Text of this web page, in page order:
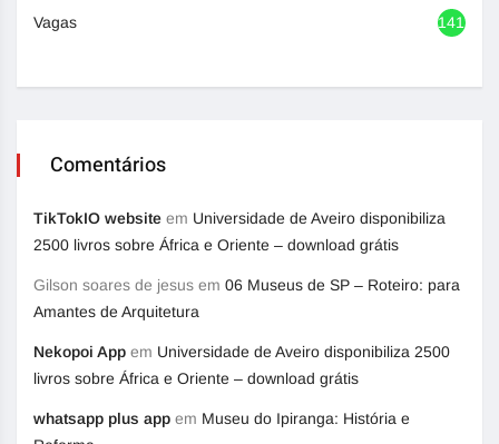
Vagas 1417
Comentários
TikTokIO website em Universidade de Aveiro disponibiliza
2500 livros sobre África e Oriente – download grátis
Gilson soares de jesus em 06 Museus de SP – Roteiro: para
Amantes de Arquitetura
Nekopoi App em Universidade de Aveiro disponibiliza 2500
livros sobre África e Oriente – download grátis
whatsapp plus app em Museu do Ipiranga: História e